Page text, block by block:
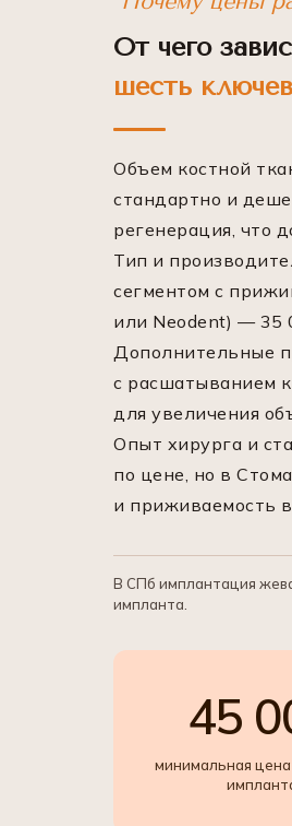
От чего
шесть
Объем костной
стандартно и
регенерация, что
Тип и
сегментом с
или Neodent) — 35
Дополнительные
с расшатыванием
для увеличения
Опыт хирурга и
по цене, но в
и приживаемость
В СПб имплантация
импланта.
45
минимальная цена